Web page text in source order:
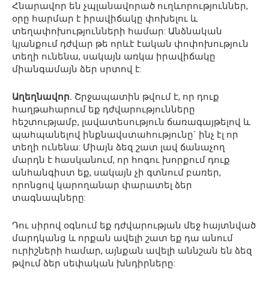
Հնարավոր են չպլանավորած ուղևորություններ,
օրը հարմար է իրավիճակը փոխելու և
տեղափոխությունների համար: Անձնական
կյանքում դժվար թե որևէ էական փոփոխություն
տեղի ունենա, սակայն առկա իրավիճակը
միանգամայն ձեր սրտով է:
Աղեղնավոր. Շրջապատին թվում է, որ դուք
հաղթահարում եք դժվարությունները
հեշտությամբ, լավատեսություն ճառագայթելով և
պահպանելով ինքնավստահությունը` ինչ էլ որ
տեղի ունենա: Միայն ձեզ շատ լավ ճանաչող
մարդն է հասկանում, որ հոգու խորքում դուք
անհանգիստ եք, սակայն չի գտնում բառեր,
որոնցով կարողանար փարատել ձեր
տագնապները:
Դու սիրով օգնում եք դժվարության մեջ հայտնված
մարդկանց և որքան ավելի շատ եք դա անում
ուրիշների համար, այնքան ավելի աննշան են ձեզ
թվում ձեր սեփական խնդիրները: